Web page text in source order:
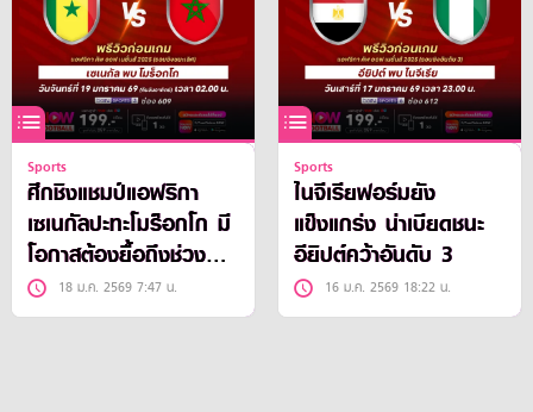
Sports
ศึกชิงแชมป์แอฟริกา
เซเนกัลปะทะโมร็อกโก มี
โอกาสต้องยื้อถึงช่วงต่อ
เวลา18 ม.ค. 2569 7:47 น.
Sports
ไนจีเรียฟอร์มยัง
แข็งแกร่ง น่าเบียดชนะ
อียิปต์คว้าอันดับ 3
16 ม.ค. 2569 18:22 น.